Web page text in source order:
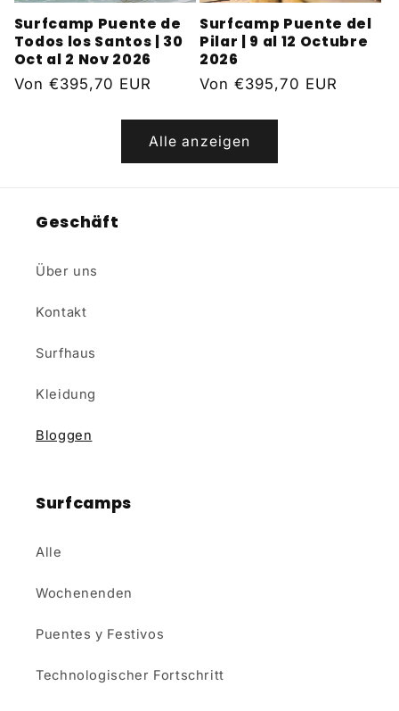
Surfcamp Puente de
Todos los Santos | 30
Oct al 2 Nov 2026
Normaler
Von €395,70 EUR
Surfcamp Puente del
Pilar | 9 al 12 Octubre
2026
Normaler
Von€395,70 EUR
Alle anzeigen
Geschäft
Über uns
Kontakt
Surfhaus
Kleidung
Bloggen
Surfcamps
Alle
Wochenenden
Puentes y Festivos
Technologischer Fortschritt